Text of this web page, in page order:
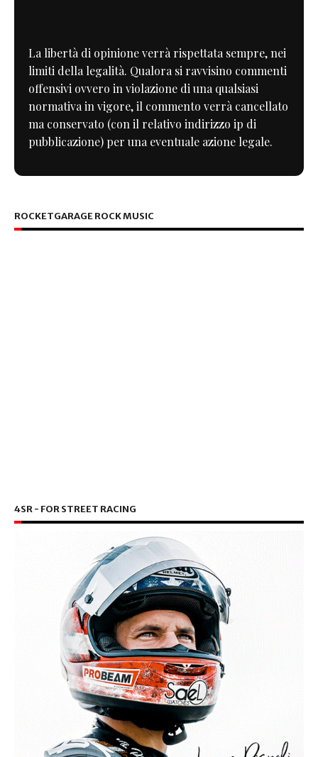
La libertà di opinione verrà rispettata sempre, nei
limiti della legalità. Qualora si ravvisino commenti
offensivi ovvero in violazione di una qualsiasi
normativa in vigore, il commento verrà cancellato
ma conservato (con il relativo indirizzo ip di
pubblicazione) per una eventuale azione legale.
ROCKETGARAGE ROCK MUSIC
4SR - FOR STREET RACING